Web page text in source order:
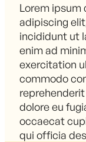
Lorem
adipiscing
incididunt ut
enim ad
exercitation
commodo
dolore eu
occaecat
qui officia